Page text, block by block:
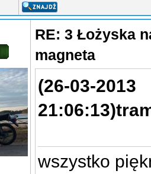
RE: 3 Łożyska
magneta
(26-03-2013
21:06:13)
wszystko